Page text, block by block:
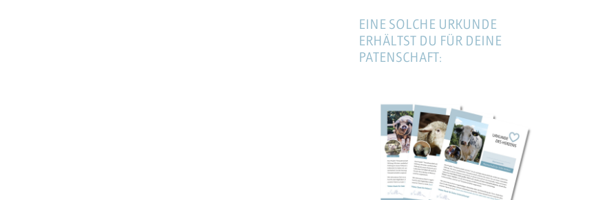
EINE SOLCHE URKUNDE
ERHÄLTST DU FÜR DEINE
PATENSCHAFT: